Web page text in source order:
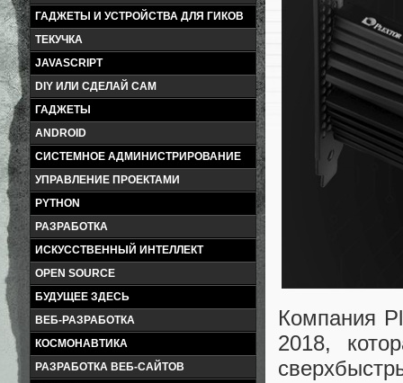
ГАДЖЕТЫ И УСТРОЙСТВА ДЛЯ ГИКОВ
ТЕКУЧКА
JAVASCRIPT
DIY ИЛИ СДЕЛАЙ САМ
ГАДЖЕТЫ
ANDROID
СИСТЕМНОЕ АДМИНИСТРИРОВАНИЕ
УПРАВЛЕНИЕ ПРОЕКТАМИ
PYTHON
РАЗРАБОТКА
ИСКУССТВЕННЫЙ ИНТЕЛЛЕКТ
OPEN SOURCE
БУДУЩЕЕ ЗДЕСЬ
ВЕБ-РАЗРАБОТКА
КОСМОНАВТИКА
РАЗРАБОТКА ВЕБ-САЙТОВ
Компания
2018,